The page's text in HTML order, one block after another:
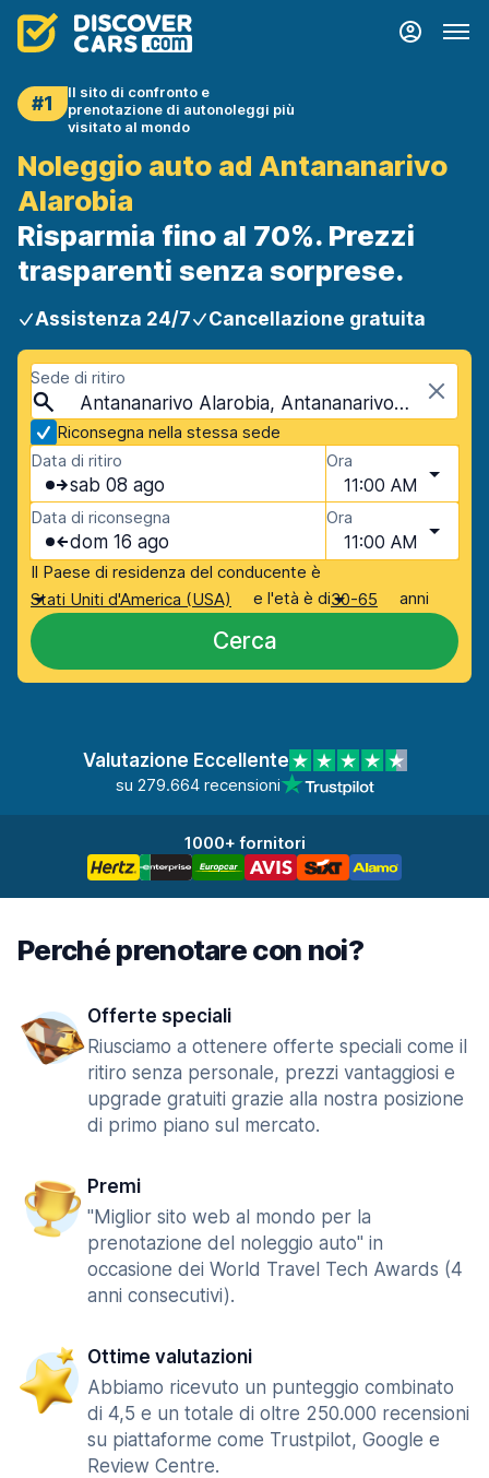
#1
Il sito di confronto e
prenotazione di autonoleggi più
visitato al mondo
Noleggio auto ad Antananarivo
Alarobia
Risparmia fino al 70%. Prezzi
trasparenti senza sorprese.
Assistenza 24/7 Cancellazione gratuita
Sede di ritiro
Antananarivo Alarobia, Antananarivo, Madagascar
Riconsegna nella stessa sede
Data di ritiro
sab 08 ago
Ora
11:00 AM
Data di riconsegna
dom 16 ago
Ora
11:00 AM
Il Paese di residenza del conducente è
Stati Uniti d'America (USA)
e l'età è di30-65 anni
Cerca
Valutazione Eccellente
su 279.664 recensioni
1000+ fornitori
Perché prenotare con noi?
Offerte speciali
Riusciamo a ottenere offerte speciali come il
ritiro senza personale, prezzi vantaggiosi e
upgrade gratuiti grazie alla nostra posizione
di primo piano sul mercato.
Premi
"Miglior sito web al mondo per la
prenotazione del noleggio auto" in
occasione dei World Travel Tech Awards (4
anni consecutivi).
Ottime valutazioni
Abbiamo ricevuto un punteggio combinato
di 4,5 e un totale di oltre 250.000 recensioni
su piattaforme come Trustpilot, Google e
Review Centre.